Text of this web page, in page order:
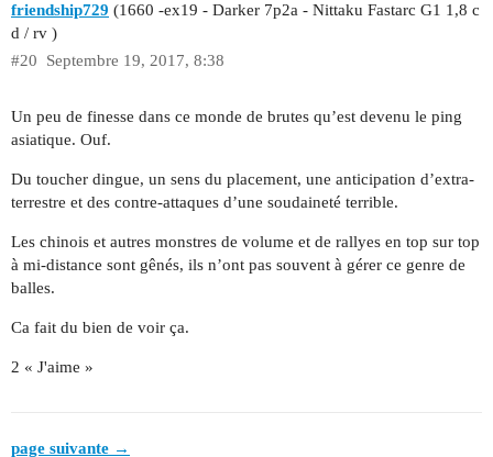
friendship729 (1660 -ex19 - Darker 7p2a - Nittaku Fastarc G1 1,8 c
d / rv )
Septembre 19, 2017, 8:38
#20
Un peu de finesse dans ce monde de brutes qu’est devenu le ping
asiatique. Ouf.
Du toucher dingue, un sens du placement, une anticipation d’extra-
terrestre et des contre-attaques d’une soudaineté terrible.
Les chinois et autres monstres de volume et de rallyes en top sur top
à mi-distance sont gênés, ils n’ont pas souvent à gérer ce genre de
balles.
Ca fait du bien de voir ça.
2 « J'aime »
page suivante →